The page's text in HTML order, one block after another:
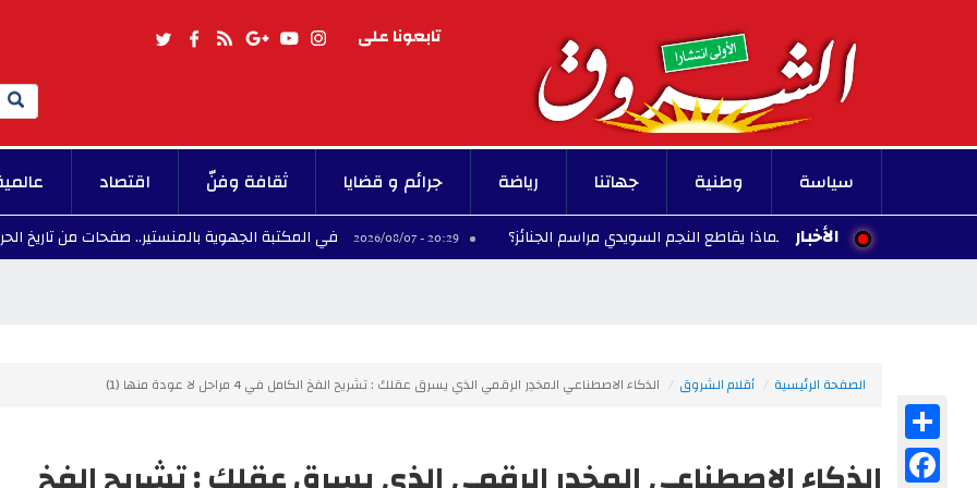
تابعونا على
Search
سياسة وطنية جهاتنا رياضة جرائم و قضايا ثقافة وفنّ اقتصاد
الأخبار
إبراهيموفيتش.. لماذا يقاطع النجم السويدي مراسم الجنائز؟ 20:29 - 2026/08/07 في المكتبة الجهوية بالمنستير.. صفحات من تاريخ الحركة
الصفحة الرئيسية أقلام الشروق الذكاء الاصطناعي المخدِر الرقمي الذي يسرق عقلك : تشريح الفخ الكامل في 4 مراحل لا عودة منها (1)
Facebook